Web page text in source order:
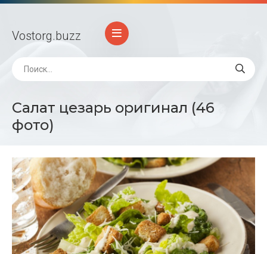
Vostorg.buzz
Салат цезарь оригинал (46
фото)